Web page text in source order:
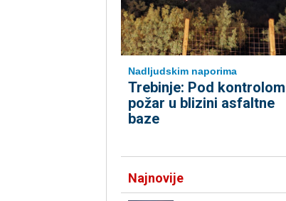
Nadljudskim naporima
Trebinje: Pod kontrolom
požar u blizini asfaltne
baze
Najnovije